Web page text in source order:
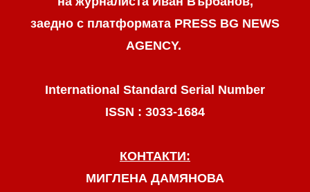
заедно с платформата PRESS BG NEWS
AGENCY.
International Standard Serial Number
ISSN : 3033-1684
КОНТАКТИ:
МИГЛЕНА ДАМЯНОВА